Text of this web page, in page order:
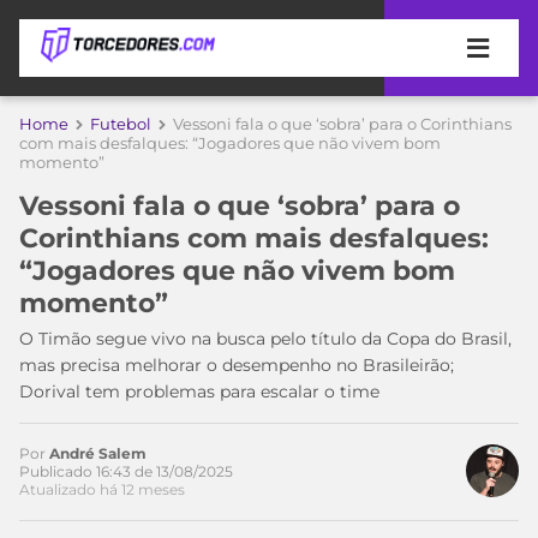
APOSTAS
DICAS
APOSTA
MELHORES
SITES
DE
APOSTAS
2026
CÓDIGO
PROMOCIONAL
ÚLTIMAS
COPA
DO
MUNDO
TIMES
MEU
TIME
CAMPEONATOS
BRASILEIRÃO
MÍDIA
Home Futebol
Vessoni fala o que ‘sobra’ para o Corinthians
com mais desfalques: “Jogadores que não vivem bom
momento”
Vessoni fala o que ‘sobra’ para o
Corinthians com mais desfalques:
“Jogadores que não vivem bom
momento”
O Timão segue vivo na busca pelo título da Copa do Brasil,
mas precisa melhorar o desempenho no Brasileirão;
Dorival tem problemas para escalar o time
Acesse o perfil do autor
no Twitter
Por André Salem
Publicado 16:43 de 13/08/2025
Atualizado há 12 meses